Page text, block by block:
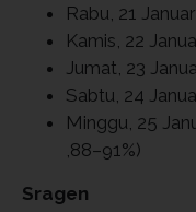
Rabu, 21
Kamis, 22
Jumat, 23
Sabtu, 24
Minggu, 25
,88–91%)
Sragen